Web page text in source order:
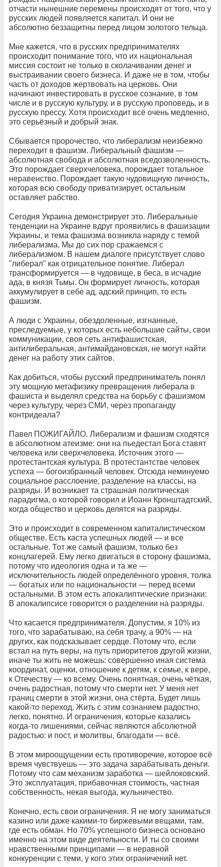
отчасти нынешние перемены происходят от того, что у
русских людей появляется капитал. И они не
абсолютно беззащитны перед лицом золотого тельца.
Мне кажется, что в русских предпринимателях
происходит понимание того, что их национальная
миссия состоит не только в сколачивании денег и
выстраивании своего бизнеса. И даже не в том, чтобы
часть от доходов жертвовать на церковь. Они
начинают инвестировать в русское сознание, в том
числе и в русскую культуру, и в русскую проповедь, и в
русскую прессу. Хотя происходит всё очень медленно,
это серьёзный и добрый знак.
Сбывается пророчество, что либерализм неизбежно
переходит в фашизм. Либеральный фашизм —
абсолютная свобода и абсолютная вседозволенность.
Это порождает сверхчеловека, порождает тотальное
неравенство. Порождает такую чудовищную личность,
которая всю свободу приватизирует, остальным
оставляет рабство.
Сегодня Украина демонстрирует это. Либеральные
тенденции на Украине вдруг проявились в фашизации
Украины, и тема фашизма возникла наряду с темой
либерализма. Мы до сих пор сражаемся с
либерализмом. В нашем диалоге присутствует слово
"либерал" как отрицательное понятие. Либерал
трансформируется — в чудовище, в беса, в исчадие
ада, в князя Тьмы. Он формирует личность, которая
аккумулирует в себе ад, адский принцип, то есть
фашизм.
А люди с Украины, обездоленные, изгнанные,
преследуемые, у которых есть небольшие сайты, свои
коммуникации, своя сеть антифашистская,
антилиберальная, антимайдановская, не могут найти
денег на работу этих сайтов.
Как добиться, чтобы русский предприниматель понял
эту мощную метафизику превращения либерала в
фашиста и выделял средства на борьбу с фашизмом
через культуру, через СМИ, через пропаганду
контридеала?
Павел ПОЖИГАЙЛО. Либерализм и фашизм сходятся
в абсолютном атеизме: они на пьедестал Бога ставят
человека или сверхчеловека. Источник этого —
протестантская культура. В протестантстве человек
успеха — богоизбранный человек. Отсюда неминуемо
социальное расслоение, разделение на классы, на
разряды. И возникает та страшная политическая
парадигма, о которой говорил и Иоанн Кронштадтский,
когда общество и церковь делятся на разряды.
Это и происходит в современном капиталистическом
обществе. Есть каста успешных людей — и все
остальные. Тот же самый фашизм, только без
концлагерей. Ему легко двигаться в сторону фашизма,
потому что идеология одна и та же —
исключительность людей определённого уровня, толка
— богатых или по национальности — перед всеми
остальными. В этом есть апокалиптические признаки:
В апокалипсисе говорится о разделении на разряды.
Что касается предпринимателя. Допустим, я 10% из
того, что зарабатываю, на себя трачу, а 90% — на
других, как подсказывает сердце. Потому что, если
встал на путь веры, на путь приоритетов другой жизни,
иначе ты жить не можешь: совершенно иная система
координат, оценки, отношение к детям, к семье, к вере,
к Отечеству — ко всему. Очень понятная, очень чёткая,
очень радостная, потому что смерти нет. У меня нет
границ смерти в этой жизни, она стёрта. Будет лишь
какой-то переход. Жить с этим сознанием радостно,
легко, понятно. И ограничения, которые казались
когда-то лишениями, сейчас являются абсолютной
радостью: и пост, и молитвы, благодати — всё.
В этом мироощущении есть противоречие, которое всё
время чувствуешь — это задача зарабатывать деньги.
Потому что сам механизм заработка — шейлоковский.
Это эксплуатация, прибавочная стоимость, частная
собственность, некая выгода, жульничество.
Конечно, есть свои ограничения. Я не могу заниматься
казино или даже какими-то биржевыми вещами, там,
где есть обман. Но 70% успешного бизнеса основано
именно на этом виде деятельности. И ты со своими
нравственными принципами — в неравной
конкуренции с теми, у кого этих ограничений нет.